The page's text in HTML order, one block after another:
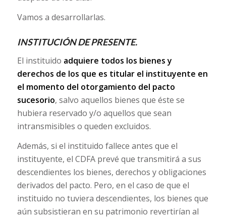
Vamos a desarrollarlas.
INSTITUCIÓN DE PRESENTE.
El instituido adquiere todos los bienes y
derechos de los que es titular el instituyente en
el momento del otorgamiento del pacto
sucesorio, salvo aquellos bienes que éste se
hubiera reservado y/o aquellos que sean
intransmisibles o queden excluidos.
Además, si el instituido fallece antes que el
instituyente, el CDFA prevé que transmitirá a sus
descendientes los bienes, derechos y obligaciones
derivados del pacto. Pero, en el caso de que el
instituido no tuviera descendientes, los bienes que
aún subsistieran en su patrimonio revertirían al